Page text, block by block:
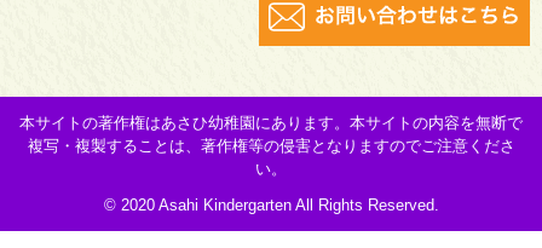
本サイトの著作権はあさひ幼稚園にあります。本サイトの内容を無断で
複写・複製することは、著作権等の侵害となりますのでご注意くださ
い。
© 2020 Asahi Kindergarten All Rights Reserved.